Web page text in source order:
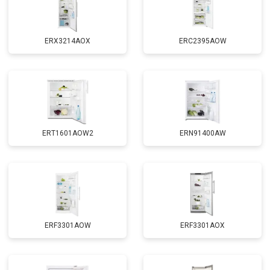
ERX3214AOX ERC2395AOW
ERT1601AOW2 ERN91400AW
ERF3301AOW ERF3301AOX